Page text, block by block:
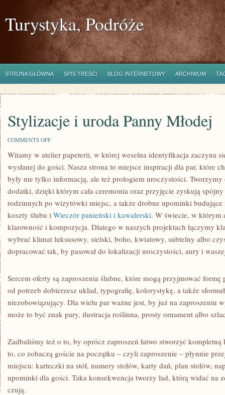
Turystyka, Podróże
STRONA GŁÓWNA SPIS TREŚCI BLOG INTERNETOWY ARCHIWUM
Stylizacje i uroda Panny Młodej
COMMENTS OFFON
I
PANNY
MŁODEJ
Witamy w atelier papeterii, w której weselna identyfikacja zaczyna
wysłanej do gości. Nasza strona to miejsce inspiracji dla par, które
były nie tylko informacją, ale też prologiem uroczystości. Tworzymy
dodatki, dzięki którym cała ceremonia oraz przyjęcie zyskują spójny
rodzinnych po wizytówki miejsc, a także drobne upominki budujące
koszty ślubu i Wieczór panieński i kawalerski. W świecie, w którym
klarowność i kompozycja. Dlatego w naszych projektach łączymy
wybrać klimat luksusowy, sielski, boho, kwiatowy, subtelny albo
dopracować tak, by pasował do lokalizacji uroczystości, aury i
Sercem oferty są zaproszenia ślubne, które mogą przyjmować
od potrzeb dobierzesz układ, typografię, kolorystykę, a także
niezobowiązujący. Dla wielu par ważne jest, by już na zaproszeniu
może to być znak pary, ilustracja roślinna, prosty ornament albo
Zadbaliśmy też o to, by oprócz zaproszeń łatwo stworzyć
to, co zobaczą goście na początku – czyli zaproszenie – płynnie
miejscu: karteczki na stół, numery stołów, karty dań, plan stołów,
upominki dla gości. Taka konsekwencja tworzy ład, którą widać na
czują.